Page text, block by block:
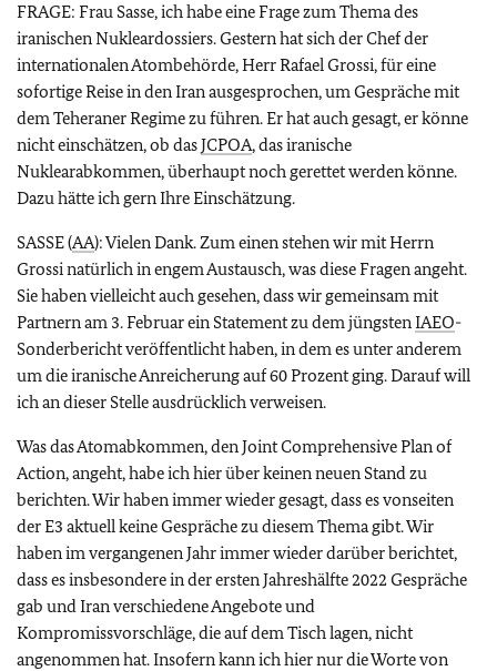
FRAGE: Frau Sasse, ich habe eine Frage zum Thema des
iranischen Nukleardossiers. Gestern hat sich der Chef der
internationalen Atombehörde, Herr Rafael Grossi, für eine
sofortige Reise in den Iran ausgesprochen, um Gespräche mit
dem Teheraner Regime zu führen. Er hat auch gesagt, er könne
nicht einschätzen, ob dasJCPOA, das iranische
Nuklearabkommen, überhaupt noch gerettet werden könne.
Dazu hätte ich gern Ihre Einschätzung.
SASSE (AA): Vielen Dank. Zum einen stehen wir mit Herrn
Grossi natürlich in engem Austausch, was diese Fragen angeht.
Sie haben vielleicht auch gesehen, dass wir gemeinsam mit
Partnern am 3. Februar ein Statement zu dem jüngstenIAEO-
Sonderbericht veröffentlicht haben, in dem es unter anderem
um die iranische Anreicherung auf 60 Prozent ging. Darauf will
ich an dieser Stelle ausdrücklich verweisen.
Was das Atomabkommen, denJoint Comprehensive Plan of
Action, angeht, habe ich hier über keinen neuen Stand zu
berichten. Wir haben immer wieder gesagt, dass es vonseiten
der E3 aktuell keine Gespräche zu diesem Thema gibt. Wir
haben im vergangenen Jahr immer wieder darüber berichtet,
dass es insbesondere in der ersten Jahreshälfte 2022 Gespräche
gab und Iran verschiedene Angebote und
Kompromissvorschläge, die auf dem Tisch lagen, nicht
angenommen hat. Insofern kann ich hier nur die Worte von